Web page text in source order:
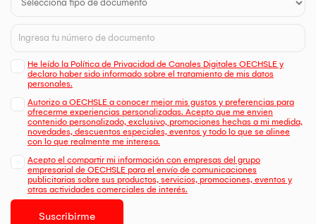
He leído la Política de Privacidad de Canales Digitales OECHSLE y
declaro haber sido informado sobre el tratamiento de mis datos
personales.
Autorizo a OECHSLE a conocer mejor mis gustos y preferencias para
ofrecerme experiencias personalizadas. Acepto que me envien
contenido personalizado, exclusivo, promociones hechas a mi medida,
novedades, descuentos especiales, eventos y todo lo que se alinee
con lo que realmente me interesa.
Acepto el compartir mi información con empresas del grupo
empresarial de OECHSLE para el envío de comunicaciones
publicitarias sobre sus productos, servicios, promociones, eventos y
otras actividades comerciales de interés.
Suscribirme